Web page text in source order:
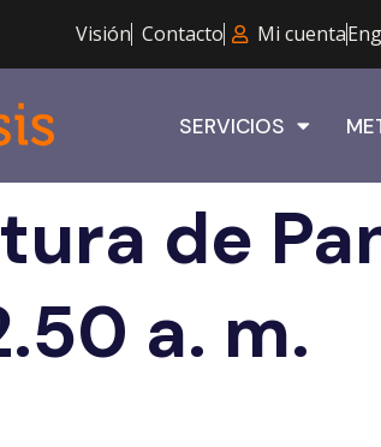
Visión Contacto Mi cuenta
SERVICIOS
de
a. m.